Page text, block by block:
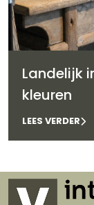
Landelijk
kleuren
LEES VERDER